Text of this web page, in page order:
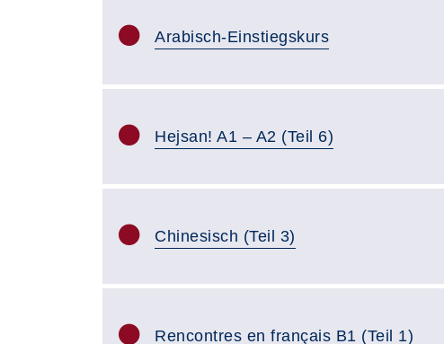
Arabisch-Einstiegskurs
Hejsan! A1 – A2 (Teil 6)
Chinesisch (Teil 3)
Rencontres en français B1 (Teil 1)